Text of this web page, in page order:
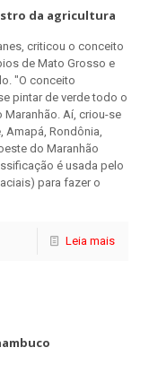
da agricultura
criticou o conceito
de Mato Grosso e
"O conceito
pintar de verde todo o
Aí, criou-se
Rondônia,
do Maranhão
é usada pelo
para fazer o
Leia mais